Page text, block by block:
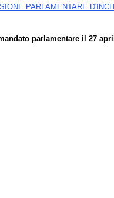
PARLAMENTARE
parlamentare il 27